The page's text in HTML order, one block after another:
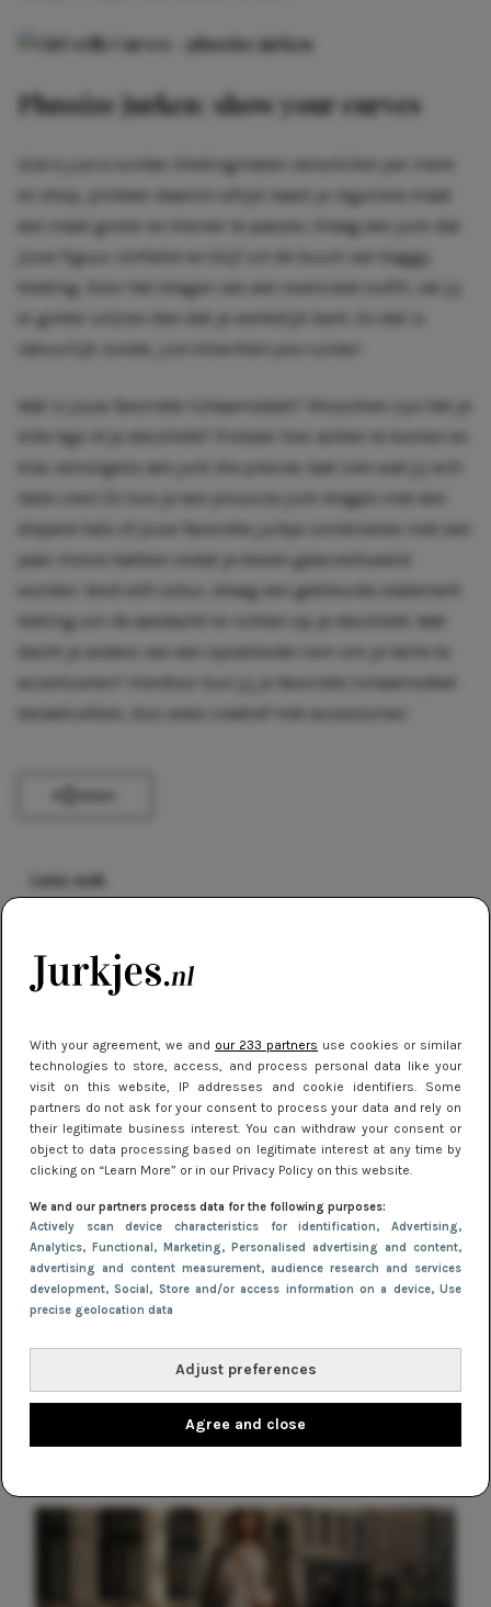
With your agreement, we and our 233 partners use cookies or similar
technologies to store, access, and process personal data like your
visit on this website, IP addresses and cookie identifiers. Some
partners do not ask for your consent to process your data and rely on
their legitimate business interest. You can withdraw your consent or
object to data processing based on legitimate interest at any time by
clicking on “Learn More” or in our Privacy Policy on this website.
We and our partners process data for the following purposes:
Actively scan device characteristics for identification, Advertising,
Analytics, Functional, Marketing, Personalised advertising and content,
advertising and content measurement, audience research and services
development, Social, Store and/or access information on a device, Use
precise geolocation data
Adjust preferences
Agree and close
Plussize jurken: show your curves
Size is just a number.
Kledingmaten verschillen per merk
en shop, probeer daarom altijd naast je reguliere maat
een maat groter en kleiner te passen. Draag een jurk dat
jouw figuur omhelst en blijf uit de buurt van baggy
kleding. Door het dragen van een oversized outfit, zal jij
er groter uitzien dan dat je werkelijk bent. En dat is
natuurlijk zonde,
just show them your curves!
Wat is jouw favoriete lichaamsdeel? Misschien zijn het je
killer legs
of je decolleté? Probeer hier achter te komen en
kies vervolgens een jurk die precies laat zien wat jij wilt
laten zien! Zo kun je een plussize jurk dragen met een
diepere hals of jouw favoriete jurkje combineren met een
paar mooie hakken zodat je benen geaccentueerd
, draag een gekleurde statement
ketting om de aandacht te richten op je decolleté. Wat
dacht je anders van een opvallende riem om je taille te
accentueren? Hierdoor kun jij je favoriete lichaamsdeel
benadrukken, dus wees creatief met accessoires!
Lees ook
Zo kies je de juiste schoenen bij je jurk
STREETSTYLE
Stralen tijdens Oud en Nieuw: De
perfecte jurkjes voor een knallend
begin van het nieuwe jaar!
TIPS
Zó draag je jurkjes met panty in de
herfst en winter
TIPS
voor jurkjes dit najaar